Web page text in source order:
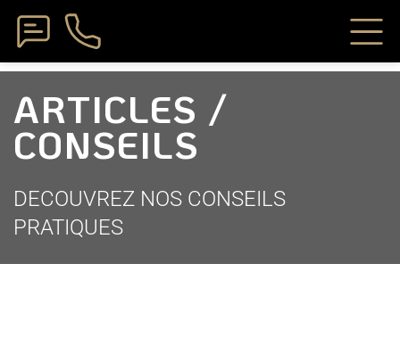
ARTICLES /
CONSEILS
DECOUVREZ NOS CONSEILS
PRATIQUES